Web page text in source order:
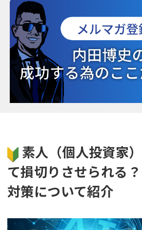
素人（個人投資家
て損切りさせられる
対策について紹介